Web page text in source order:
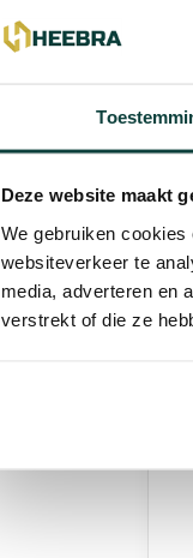
Deze website maakt
We gebruiken
websiteverkeer te
media, adverteren en
verstrekt of die ze